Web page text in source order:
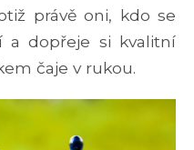
právě oni, kdo se
a dopřeje si kvalitní
čaje v rukou.